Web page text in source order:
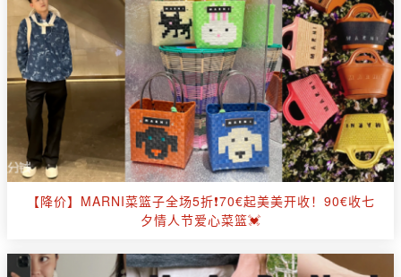
【降价】MARNI菜篮子全场5折❗70€起美美开收！90€收七
夕情人节爱心菜篮💓